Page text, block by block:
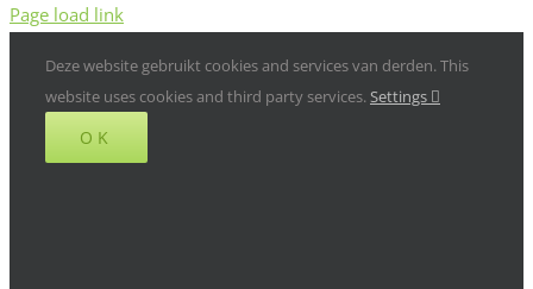
Page load link
Deze website gebruikt cookies and services van derden. This
website uses cookies and third party services.Settings
OK